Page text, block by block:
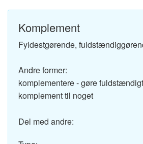
Komplement
Fyldestgørende,
Andre former:
komplementere - gøre
komplement til noget
Del med andre: